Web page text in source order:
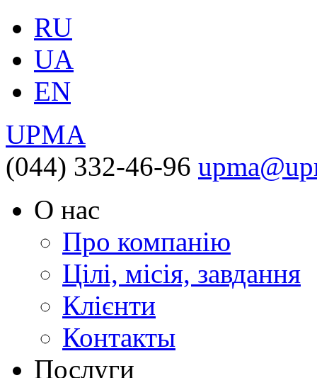
RU
UA
EN
UPMA
(044) 332-46-96
О нас
Про компанію
Цілі, місія, завдання
Клієнти
Контакты
Послуги